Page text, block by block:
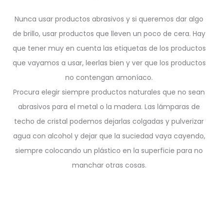
Nunca usar productos abrasivos y si queremos dar algo
de brillo, usar productos que lleven un poco de cera. Hay
que tener muy en cuenta las etiquetas de los productos
que vayamos a usar, leerlas bien y ver que los productos
no contengan amoníaco.
Procura elegir siempre productos naturales que no sean
abrasivos para el metal o la madera. Las lámparas de
techo de cristal podemos dejarlas colgadas y pulverizar
agua con alcohol y dejar que la suciedad vaya cayendo,
siempre colocando un plástico en la superficie para no
manchar otras cosas.